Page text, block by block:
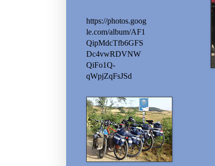
https://photos.goog
le.com/album/AF1
QipMdcTfb6GFS
Dc4vwRDVNW
QiFo1Q-
qWpjZqFsJSd